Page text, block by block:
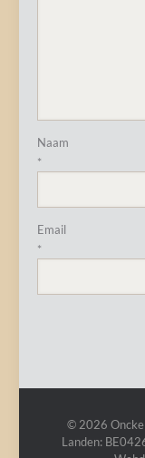
Naam
*
Email
*
© 2026
Landen: